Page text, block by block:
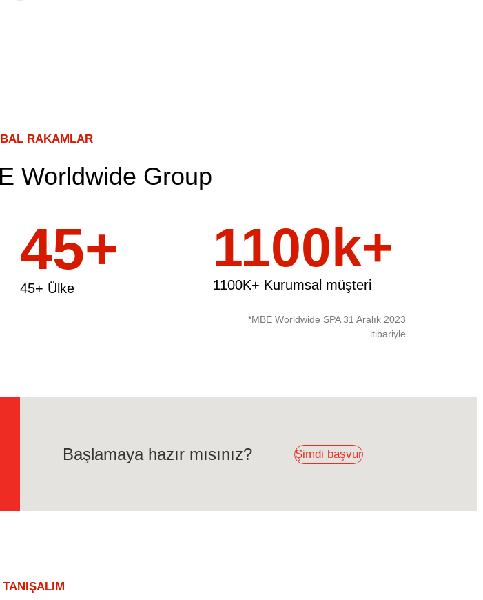
RAKAMLAR
Worldwide Group
45
45+ Ülke
1100
1100K+ Kurumsal müşteri
*MBE Worldwide SPA 31 Aralık 2023
itibariyle
Başlamaya hazır mısınız? Şimdi başvur
TANIŞALIM